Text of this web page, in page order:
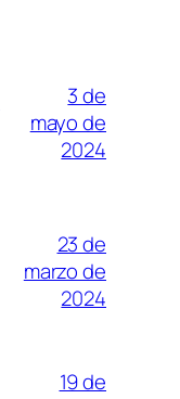
3 de
mayo de
2024
23 de
marzo de
2024
19 de